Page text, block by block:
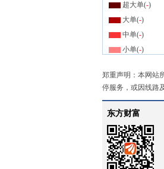
超大单(-)
大单(-)
中单(-)
小单(-)
郑重声明：本网站
停服务，或因线路
东方财富